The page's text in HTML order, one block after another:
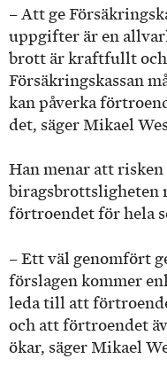
– Att ge
uppgifter är en
brott är kraftfullt och
Försäkringskassan
kan påverka
det, säger Mikael
Han menar att
biragsbrottsligheten
förtroendet för hela
– Ett väl genomfört
förslagen kommer
leda till att
och att förtroendet
ökar, säger Mikael